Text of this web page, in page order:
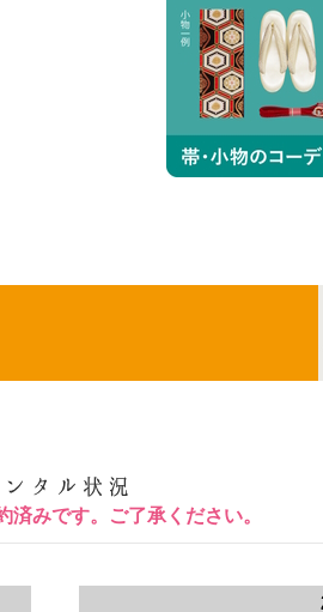
済みです。ご了承ください。